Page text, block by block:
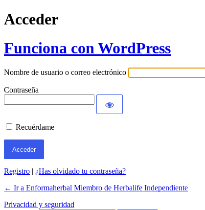
Acceder
Funciona con WordPress
Nombre de usuario o correo electrónico
Contraseña
Recuérdame
Registro | ¿Has olvidado tu contraseña?
← Ir a Enformaherbal Miembro de Herbalife Independiente
Privacidad y seguridad